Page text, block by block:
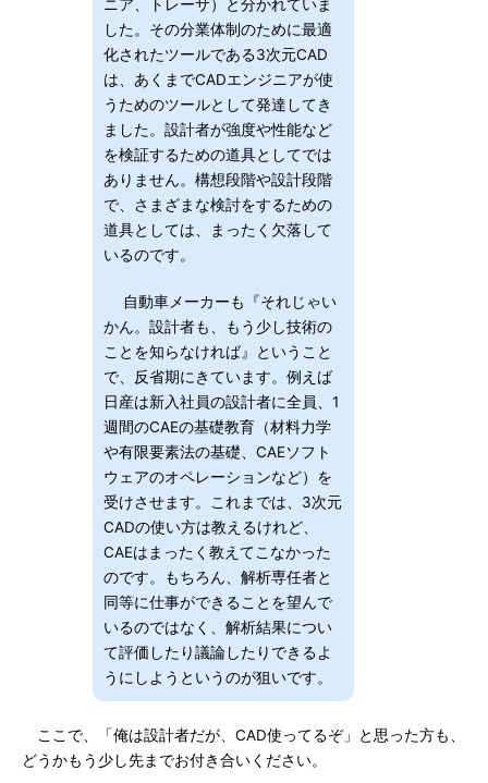
ニア、トレーサ）と分かれていま
した。その分業体制のために最適
化されたツールである3次元CAD
は、あくまでCADエンジニアが使
うためのツールとして発達してき
ました。設計者が強度や性能など
を検証するための道具としてでは
ありません。構想段階や設計段階
で、さまざまな検討をするための
道具としては、まったく欠落して
いるのです。
自動車メーカーも『それじゃい
かん。設計者も、もう少し技術の
ことを知らなければ』ということ
で、反省期にきています。例えば
日産は新入社員の設計者に全員、1
週間のCAEの基礎教育（材料力学
や有限要素法の基礎、CAEソフト
ウェアのオペレーションなど）を
受けさせます。これまでは、3次元
CADの使い方は教えるけれど、
CAEはまったく教えてこなかった
のです。もちろん、解析専任者と
同等に仕事ができることを望んで
いるのではなく、解析結果につい
て評価したり議論したりできるよ
うにしようというのが狙いです。
ここで、「俺は設計者だが、CAD使ってるぞ」と思った方も、
どうかもう少し先までお付き合いください。